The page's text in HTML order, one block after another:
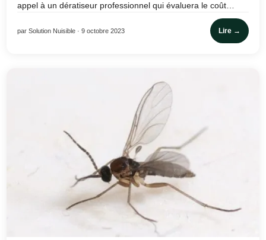
appel à un dératiseur professionnel qui évaluera le coût…
par Solution Nuisible · 9 octobre 2023 Lire →